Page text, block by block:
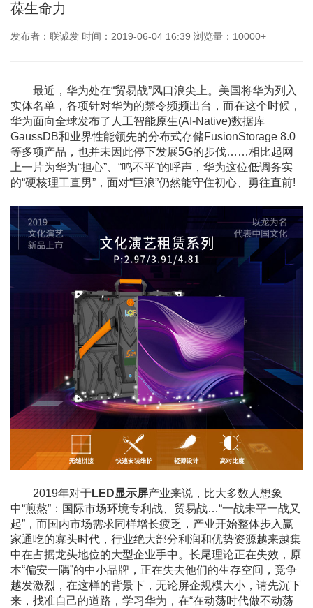
葆生命力
发布者：联诚发 时间：2019-06-04 16:39 浏览量：10000+
最近，华为处在“贸易战”风口浪尖上。美国将华为列入
实体名单，各项针对华为的禁令频频出台，而在这个时候，
华为面向全球发布了人工智能原生(AI-Native)数据库
GaussDB和业界性能领先的分布式存储FusionStorage 8.0
等多项产品，也并未因此停下发展5G的步伐……相比起网
上一片为华为“担心”、“鸣不平”的呼声，华为这位低调务实
的“硬核理工直男”，面对“巨浪”仍然能守住初心、勇往直前!
2019年对于LED显示屏产业来说，比大多数人想象
中“煎熬”：国际市场环境专利战、贸易战…“一战未平一战又
起”，而国内市场需求同样增长疲乏，产业开始整体步入赢
家通吃的寡头时代，行业绝大部分利润和优势资源越来越集
中在占据龙头地位的大型企业手中。长尾理论正在失效，原
本“偏安一隅”的中小品牌，正在失去他们的生存空间，竞争
越发激烈，在这样的背景下，无论屏企规模大小，请先沉下
来，找准自己的道路，学习华为，在“在动荡时代做不动荡